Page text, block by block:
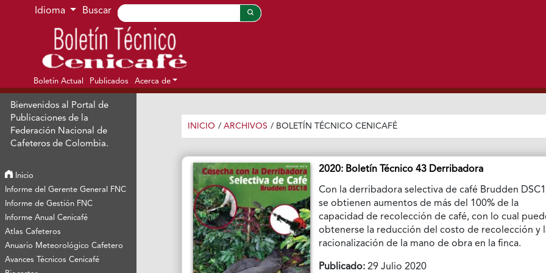
Ir al menú de navegación principal
Ir al contenido principal
Ir al pie de página del sitio
Idioma Buscar
Boletín Actual Publicados Acerca de
Bienvenidos al Portal de
Publicaciones de la
Federación Nacional de
Cafeteros de Colombia.
Inicio
Informe del Gerente General FNC
Informe de Gestión FNC
Informe Anual Cenicafé
Atlas Cafeteros
Anuario Meteorológico Cafetero
Avances Técnicos Cenicafé
INICIO / ARCHIVOS / BOLETÍN TÉCNICO CENICAFÉ
2020: Boletín Técnico 43 Derribadora
Con la derribadora selectiva de café Brudden
se obtienen aumentos de más del 100% de la
capacidad de recolección de café, con lo cual
obtenerse la reducción del costo de recolección y
racionalización de la mano de obra en la finca.
Publicado: 29 Julio 2020